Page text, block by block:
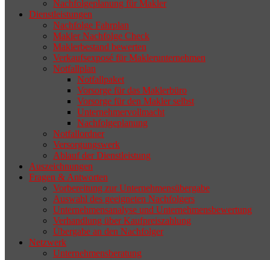
geeigneten Nachfolger findet, droht nicht
selten die Geschäftsaufgabe.
Nachfolgeplanung für Makler
Dienstleistungen
Nachfolge Fahrplan
Makler Nachfolge Check
Maklerbestand bewerten
Verkaufsexposé für Maklerunternehmen
Notfallplan
Notfallpaket
Vorsorge für das Maklerbüro
Vorsorge für den Makler selbst
Unternehmervollmacht
Nachfolgeplanung
Notfallordner
Versorgungswerk
Ablauf der Dienstleistung
Auszeichnungen
Fragen & Antworten
Vorbereitung zur Unternehmensübergabe
Auswahl des geeigneten Nachfolgers
Unternehmensanalyse und Unternehmensbewertung
Verhandlung über Kaufpreiszahlung
Übergabe an den Nachfolger
Netzwerk
Unternehmensberatung